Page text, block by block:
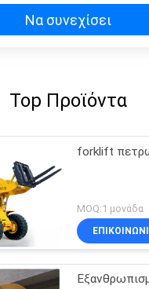
Να συνεχίσει
Top Προϊόντα
forklift
MOQ:1 μονάδα